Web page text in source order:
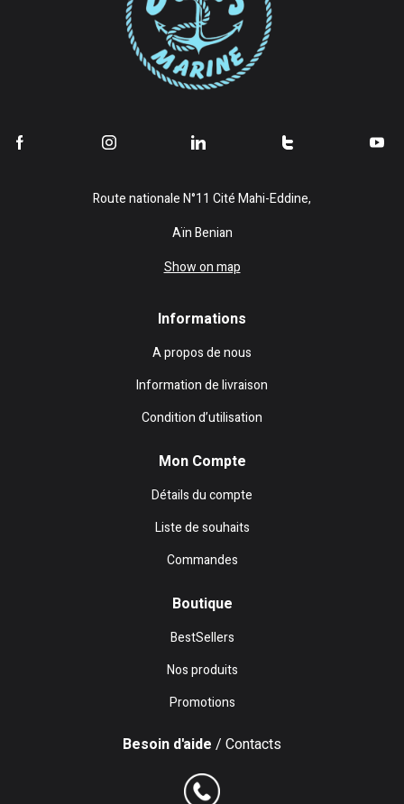
Route nationale N°11 Cité Mahi-Eddine,
Aïn Benian
Show on map
Informations
A propos de nous
Information de livraison
Condition d’utilisation
Mon Compte
Détails du compte
Liste de souhaits
Commandes
Boutique
BestSellers
Nos produits
Promotions
Besoin d'aide / Contacts